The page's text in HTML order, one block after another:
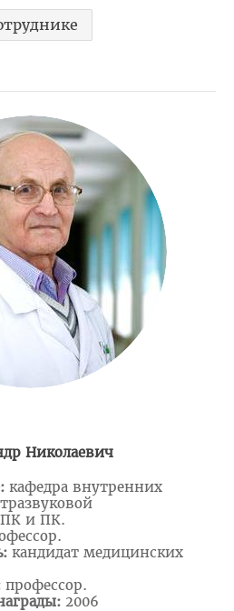
для целевиков
для победителей
2025
Николаевич
кафедра внутренних
и ПК.
кандидат медицинских
профессор.
2006